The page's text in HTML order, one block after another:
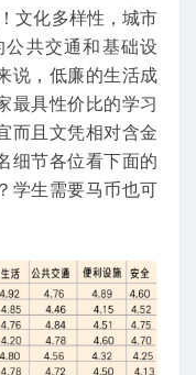
文化多样性，城市
共交通和基础设
说，低廉的生活成
最具性价比的学习
而且文凭相对含金
细节各位看下面的
学生需要马币也可